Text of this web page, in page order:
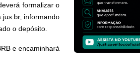
formalizar o
informando
o depósito.
e encaminhará